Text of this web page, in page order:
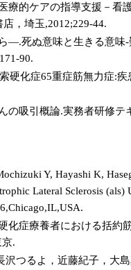
療的ケアの指導支援－看
，埼玉,2012;229-44.
―.死ぬ意味と生きる意味
90.
化症65重症筋無力症:疾
の吸引概論.実務者研修
Y, Hayashi K,
Lateral Sclerosis (als)
化症療養者における括約
.
つるよ，近藤紀子，大